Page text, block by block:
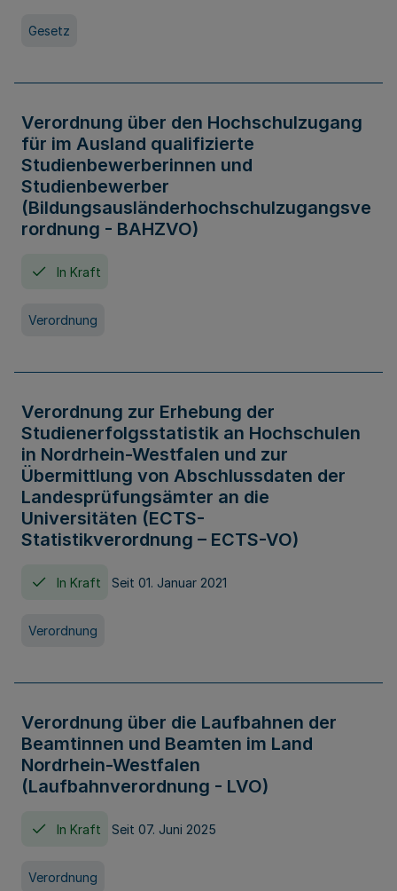
Gesetz
Verordnung über den Hochschulzugang
für im Ausland qualifizierte
Studienbewerberinnen und
Studienbewerber
(Bildungsausländerhochschulzugangsve
rordnung - BAHZVO)
In Kraft
Verordnung
Verordnung zur Erhebung der
Studienerfolgsstatistik an Hochschulen
in Nordrhein-Westfalen und zur
Übermittlung von Abschlussdaten der
Landesprüfungsämter an die
Universitäten (ECTS-
Statistikverordnung – ECTS-VO)
In Kraft Seit 01. Januar 2021
Verordnung
Verordnung über die Laufbahnen der
Beamtinnen und Beamten im Land
Nordrhein-Westfalen
(Laufbahnverordnung - LVO)
In Kraft Seit 07. Juni 2025
Verordnung